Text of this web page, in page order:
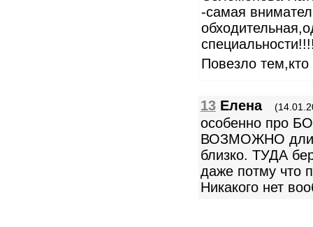
-самая
Повезло
13 Елена
особенно про
ВОЗМОЖНО
близко. ТУДА
даже потму что
Никакого нет